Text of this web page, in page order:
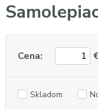
Cena:
Skladom